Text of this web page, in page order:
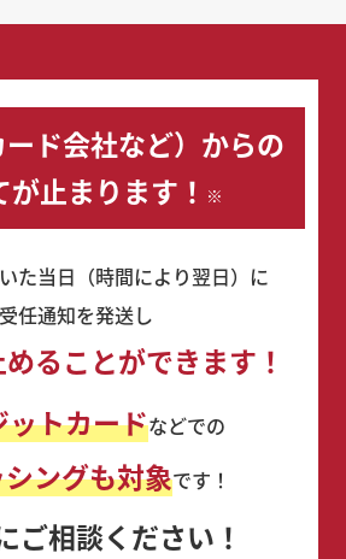
ド会社など）からの
止まります！ ※
た当日（時間により翌日）に
受任通知を発送し
ることができます！
ットカードなどでの
ングも対象です！
ご相談ください！